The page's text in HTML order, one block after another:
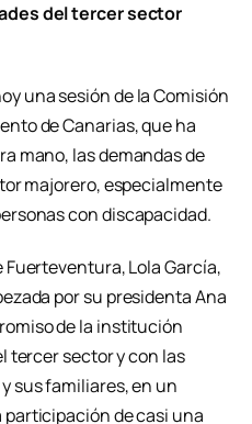
del tercer sector
una sesión de la Comisión
de Canarias, que ha
mano, las demandas de
majorero, especialmente
con discapacidad.
Fuerteventura, Lola García,
por su presidenta Ana
de la institución
tercer sector y con las
sus familiares, en un
de casi una